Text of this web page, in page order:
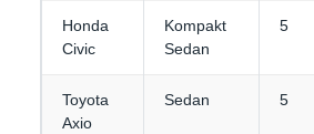
Honda
Civic
Kompakt
Sedan
5
Toyota
Axio
Sedan 5